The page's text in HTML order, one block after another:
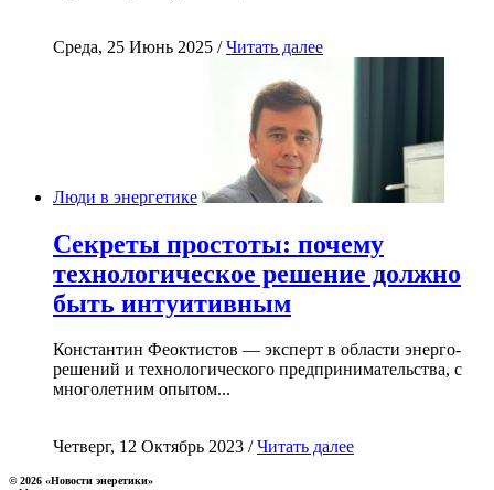
Среда, 25 Июнь 2025 /Читать далее
Люди в энергетике
Секреты простоты: почему
технологическое решение должно
быть интуитивным
Константин Феоктистов — эксперт в области энерго-
решений и технологического предпринимательства, с
многолетним опытом...
Четверг, 12 Октябрь 2023 /Читать далее
© 2026 «Новости энеретики»